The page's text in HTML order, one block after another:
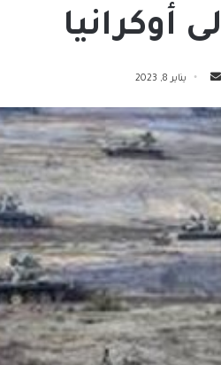
أوكرانيا
أرسل
إلكترونيا
يناير 8, 2023